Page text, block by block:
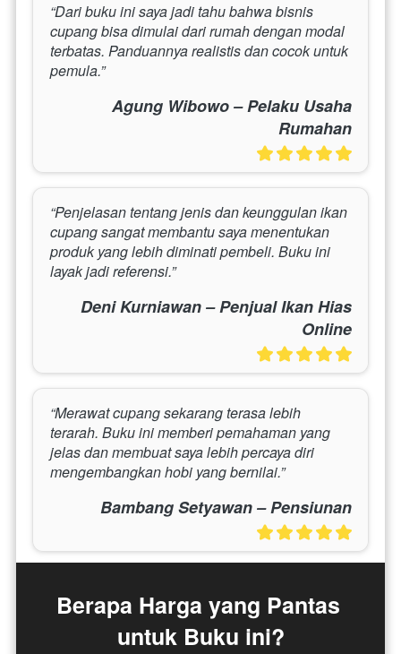
“Dari buku ini saya jadi tahu bahwa bisnis
cupang bisa dimulai dari rumah dengan modal
terbatas. Panduannya realistis dan cocok untuk
pemula.”
Agung Wibowo – Pelaku Usaha
Rumahan
“Penjelasan tentang jenis dan keunggulan ikan
cupang sangat membantu saya menentukan
produk yang lebih diminati pembeli. Buku ini
layak jadi referensi.”
Deni Kurniawan – Penjual Ikan Hias
Online
“Merawat cupang sekarang terasa lebih
terarah. Buku ini memberi pemahaman yang
jelas dan membuat saya lebih percaya diri
mengembangkan hobi yang bernilai.”
Bambang Setyawan – Pensiunan
Berapa Harga yang Pantas
untuk Buku ini?